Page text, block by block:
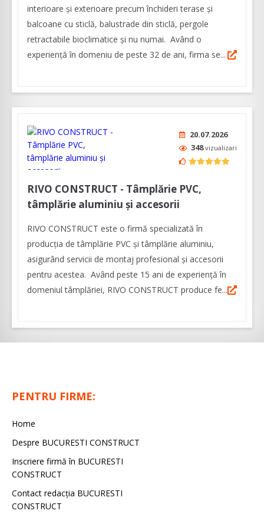
interioare şi exterioare precum închideri terase şi
balcoane cu sticlă, balustrade din sticlă, pergole
retractabile bioclimatice şi nu numai. Având o
experienţă în domeniu de peste 32 de ani, firma se...
20.07.2026
348vizualizari
RIVO CONSTRUCT - Tâmplărie PVC,
tâmplărie aluminiu şi accesorii
RIVO CONSTRUCT este o firmă specializată în
producția de tâmplărie PVC și tâmplărie aluminiu,
asigurând servicii de montaj profesional și accesorii
pentru acestea. Având peste 15 ani de experiență în
domeniul tâmplăriei, RIVO CONSTRUCT produce fe...
PENTRU FIRME:
Home
Despre BUCURESTI CONSTRUCT
Inscriere firmă în BUCURESTI
CONSTRUCT
Contact redacţia BUCURESTI
CONSTRUCT